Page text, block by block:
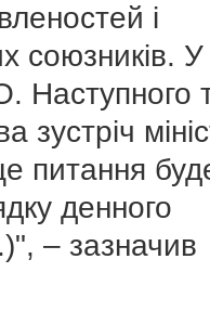
і
союзників.
Наступного
зустріч
питання
денного
– зазначив